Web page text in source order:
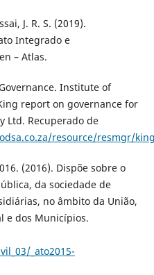
J. R. S. (2019).
Integrado e
– Atlas.
Institute of
report on governance for
Ltd. Recuperado de
resource/resmgr/
(2016). Dispõe sobre o
da sociedade de
no âmbito da União,
e dos Municípios.
_ato2015-